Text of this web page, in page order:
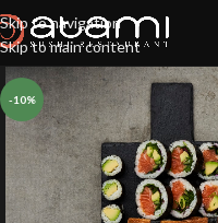
Skip to navigation
Skip to main content
-10%